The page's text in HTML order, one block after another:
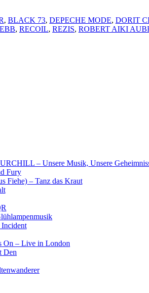
, BLACK 73, DEPECHE MODE, DORIT
, RECOIL, REZIS, ROBERT AIKI
– Unsere Musik, Unsere
Fury
Fiehe) – Tanz das Kraut
On – Live in London
Den